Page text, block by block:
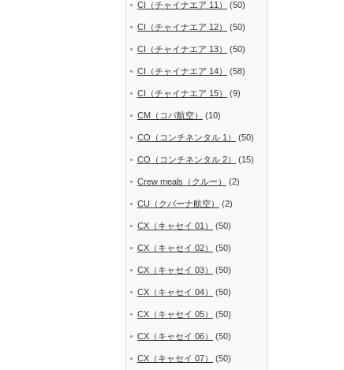
CI（チャイナエア 11） (50)
CI（チャイナエア 12） (50)
CI（チャイナエア 13） (50)
CI（チャイナエア 14） (58)
CI（チャイナエア 15） (9)
CM（コパ航空） (10)
CO（コンチネンタル 1） (50)
CO（コンチネンタル 2） (15)
Crew meals（クルー） (2)
CU（クバーナ航空） (2)
CX（キャセイ 01） (50)
CX（キャセイ 02） (50)
CX（キャセイ 03） (50)
CX（キャセイ 04） (50)
CX（キャセイ 05） (50)
CX（キャセイ 06） (50)
CX（キャセイ 07） (50)